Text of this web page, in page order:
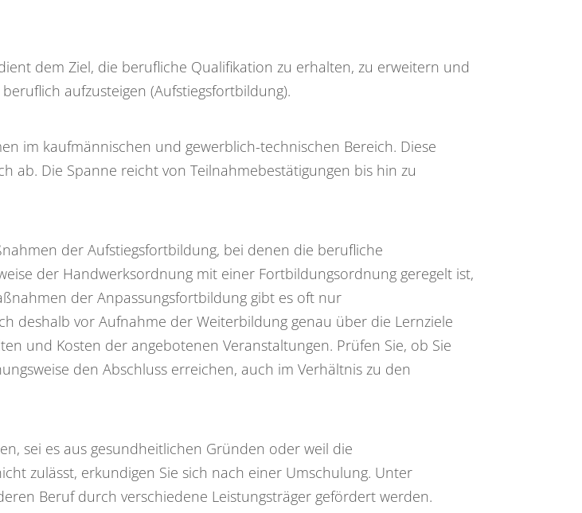
dem Ziel, die berufliche Qualifikation zu erhalten, zu erweitern und
aufzusteigen (Aufstiegsfortbildung).
im kaufmännischen und gewerblich-technischen Bereich. Diese
ab. Die Spanne reicht von Teilnahmebestätigungen bis hin zu
der Aufstiegsfortbildung, bei denen die berufliche
der Handwerksordnung mit einer Fortbildungsordnung geregelt ist,
der Anpassungsfortbildung gibt es oft nur
deshalb vor Aufnahme der Weiterbildung genau über die Lernziele
und Kosten der angebotenen Veranstaltungen. Prüfen Sie, ob Sie
den Abschluss erreichen, auch im Verhältnis zu den
sei es aus gesundheitlichen Gründen oder weil die
zulässt, erkundigen Sie sich nach einer Umschulung. Unter
Beruf durch verschiedene Leistungsträger gefördert werden.